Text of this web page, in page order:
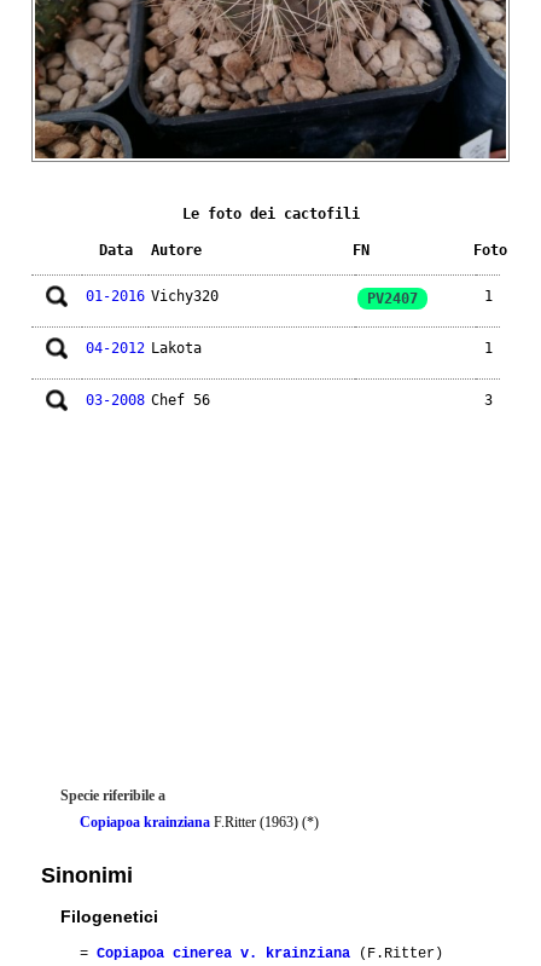
Le foto dei cactofili
Data Autore FN Foto
01-2016 Vichy320 PV2407 1
04-2012 Lakota 1
03-2008 Chef 56 3
Specie riferibile a
Copiapoa krainziana F.Ritter (1963) (*)
Sinonimi
Filogenetici
= Copiapoa cinerea v. krainziana (F.Ritter)